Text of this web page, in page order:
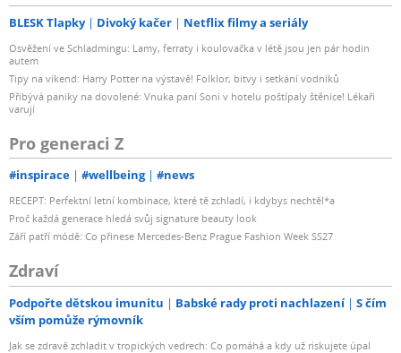
BLESK Tlapky Divoký kačer Netflix filmy a seriály
Osvěžení ve Schladmingu: Lamy, ferraty i koulovačka v létě jsou jen pár hodin
autem
Tipy na víkend: Harry Potter na výstavě! Folklor, bitvy i setkání vodníků
Přibývá paniky na dovolené: Vnuka paní Soni v hotelu poštípaly štěnice! Lékaři
varují
Pro generaci Z
#inspirace #wellbeing #news
RECEPT: Perfektní letní kombinace, které tě zchladí, i kdybys nechtěl*a
Proč každá generace hledá svůj signature beauty look
Září patří módě: Co přinese Mercedes-Benz Prague Fashion Week SS27
Zdraví
Podpořte dětskou imunitu Babské rady proti nachlazení
S čím
vším pomůže rýmovník
Jak se zdravě zchladit v tropických vedrech: Co pomáhá a kdy už riskujete úpal